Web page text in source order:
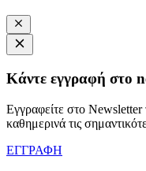
Κάντε εγγραφή στο
Εγγραφείτε στο Newsletter
καθημερινά τις
ΕΓΓΡΑΦΗ